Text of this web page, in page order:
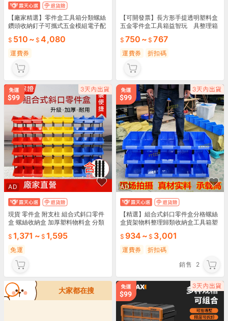
【廠家精選】零件盒工具箱分類螺絲
鑽頭收納釘子可攜式五金模組電子配
510 ~ 4,080
運費券
【可開發票】長方形手提透明塑料盒
五金零件盒工具箱益智玩 具整理箱
750 ~ 767
運費券 折扣碼
AD
現貨 零件盒 附支柱 組合式斜口零件
盒 螺絲收納盒 加厚塑料物料盒 分類
抽屜式
1,371 ~ 1,595
免運
AD
【精選】組合式斜口零件盒分格螺絲
盒貨架物料整理歸類收納盒工具箱塑
934 ~ 3,001
運費券
折扣碼
銷售
2
大家都在搜